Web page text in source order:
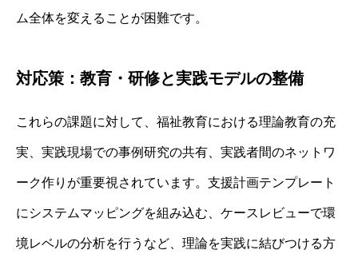
ム全体を変えることが困難です。
対応策：教育・研修と実践モデルの整備
これらの課題に対して、福祉教育における理論教育の充
実、実践現場での事例研究の共有、実践者間のネットワ
ーク作りが重要視されています。支援計画テンプレート
にシステムマッピングを組み込む、ケースレビューで環
境レベルの分析を行うなど、理論を実践に結びつける方